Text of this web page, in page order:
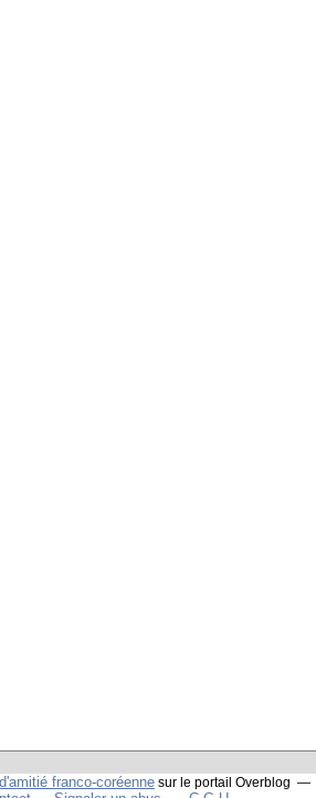
franco-coréenne sur le portail Overblog